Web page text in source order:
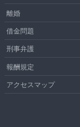
離婚
借金問題
刑事弁護
報酬規定
アクセスマップ